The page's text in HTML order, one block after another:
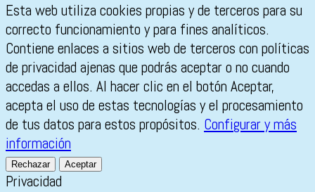
Esta web utiliza cookies propias y de terceros para su
correcto funcionamiento y para fines analíticos.
Contiene enlaces a sitios web de terceros con políticas
de privacidad ajenas que podrás aceptar o no cuando
accedas a ellos. Al hacer clic en el botón Aceptar,
acepta el uso de estas tecnologías y el procesamiento
de tus datos para estos propósitos. Configurar y más
información
Rechazar Aceptar
Privacidad